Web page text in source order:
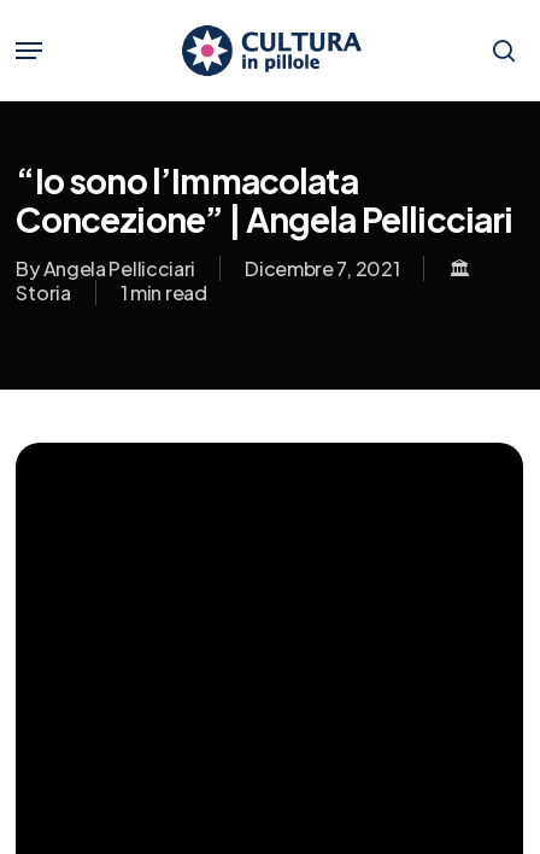
main
content
Menu
“Io sono l’Immacolata
Concezione” | Angela Pellicciari
ByAngela Pellicciari Dicembre 7, 2021
🏛️
Storia
1 min read